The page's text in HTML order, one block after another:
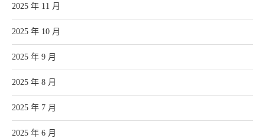
2025 年 11 月
2025 年 10 月
2025 年 9 月
2025 年 8 月
2025 年 7 月
2025 年 6 月